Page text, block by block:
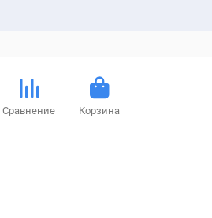
Сравнение Корзина